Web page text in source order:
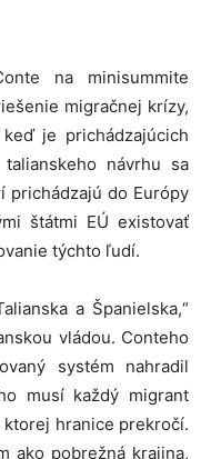
na minisummite
migračnej krízy,
je prichádzajúcich
návrhu sa
prichádzajú do Európy
štátmi EÚ existovať
týchto ľudí.
a Španielska,“
vládou. Conteho
systém nahradil
musí každý migrant
ktorej hranice prekročí.
ako pobrežná krajina,